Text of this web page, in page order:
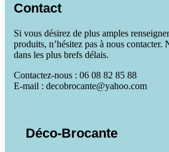
Contact
Si vous désirez de plus amples
produits, n’hésitez pas à nous contacter.
dans les plus brefs délais.
Contactez-nous : 06 08 82 85 88
E-mail : decobrocante@yahoo.com
Déco-Brocante